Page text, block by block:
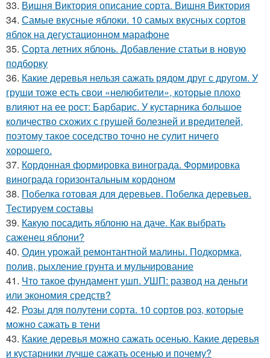
33. Вишня Виктория описание сорта. Вишня Виктория
34. Самые вкусные яблоки. 10 самых вкусных сортов
яблок на дегустационном марафоне
35. Сорта летних яблонь. Добавление статьи в новую
подборку
36. Какие деревья нельзя сажать рядом друг с другом. У
груши тоже есть свои «нелюбители», которые плохо
влияют на ее рост: Барбарис. У кустарника большое
количество схожих с грушей болезней и вредителей,
поэтому такое соседство точно не сулит ничего
хорошего.
37. Кордонная формировка винограда. Формировка
винограда горизонтальным кордоном
38. Побелка готовая для деревьев. Побелка деревьев.
Тестируем составы
39. Какую посадить яблоню на даче. Как выбрать
саженец яблони?
40. Один урожай ремонтантной малины. Подкормка,
полив, рыхление грунта и мульчирование
41. Что такое фундамент ушп. УШП: развод на деньги
или экономия средств?
42. Розы для полутени сорта. 10 сортов роз, которые
можно сажать в тени
43. Какие деревья можно сажать осенью. Какие деревья
и кустарники лучше сажать осенью и почему?